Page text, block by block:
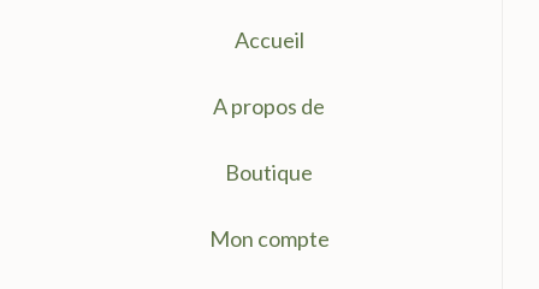
Accueil
A propos de
Boutique
Mon compte